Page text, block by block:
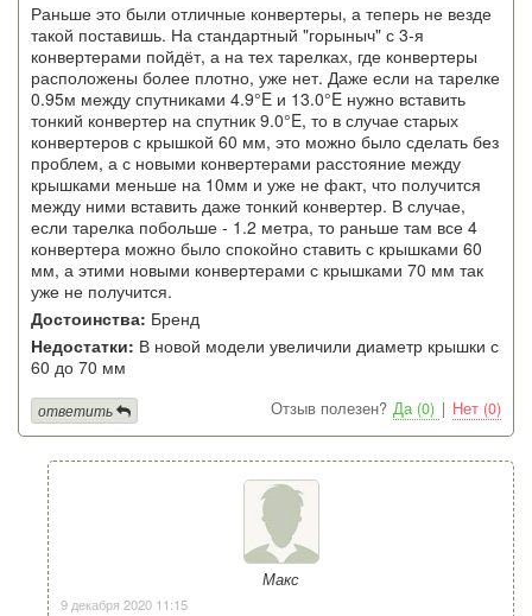
Раньше это были отличные конвертеры, а теперь не везде
такой поставишь. На стандартный "горыныч" с 3-я
конвертерами пойдёт, а на тех тарелках, где конвертеры
расположены более плотно, уже нет. Даже если на тарелке
0.95м между спутниками 4.9°E и 13.0°E нужно вставить
тонкий конвертер на спутник 9.0°E, то в случае старых
конвертеров с крышкой 60 мм, это можно было сделать без
проблем, а с новыми конвертерами расстояние между
крышками меньше на 10мм и уже не факт, что получится
между ними вставить даже тонкий конвертер. В случае,
если тарелка побольше - 1.2 метра, то раньше там все 4
конвертера можно было спокойно ставить с крышками 60
мм, а этими новыми конвертерами с крышками 70 мм так
уже не получится.
Достоинства: Бренд
Недостатки: В новой модели увеличили диаметр крышки с
60 до 70 мм
Отзыв полезен? Да (0) | Нет (0)
ответить
Макс
9 декабря 2020 11:15